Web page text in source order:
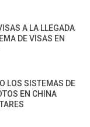
A LA LLEGADA
DE VISAS EN
LOS SISTEMAS DE
EN CHINA